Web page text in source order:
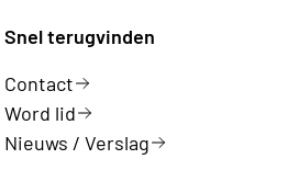
Snel terugvinden
Contact
Word lid
Nieuws / Verslag